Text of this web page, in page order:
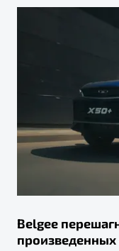
Belgee